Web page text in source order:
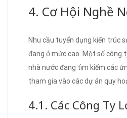
4. Cơ Hội Nghề
Nhu cầu tuyển dụng kiến trúc
đang ở mức cao. Một số công
nhà nước đang tìm kiếm các
tham gia vào các dự án quy
4.1. Các Công Ty